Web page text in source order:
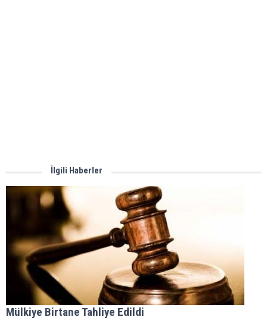
İlgili Haberler
Mülkiye Birtane Tahliye Edildi